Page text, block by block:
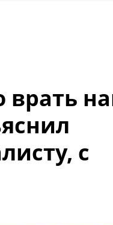
врать
с